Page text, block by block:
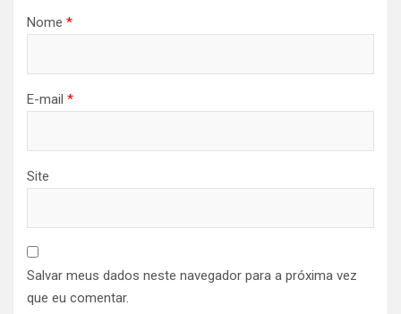
Nome *
E-mail *
Site
Salvar meus dados neste navegador para a próxima vez
que eu comentar.